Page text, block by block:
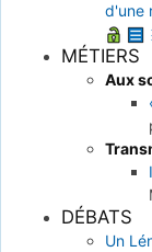
d'une
MÉTIERS
Aux
DÉBATS
Un